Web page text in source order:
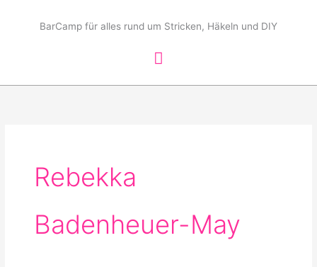
BarCamp für alles rund um Stricken, Häkeln und DIY
Hauptmenü
Rebekka
Badenheuer-May